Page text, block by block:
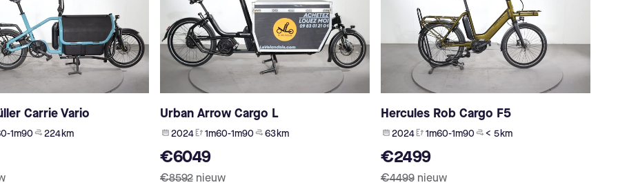
Carrie Vario
1m90 224 km
Urban Arrow Cargo L
2024 1m60-1m90 63 km
€6049
€8592 nieuw
Hercules Rob Cargo F5
2024 1m60-1m90 < 5 km
€2499
€4499 nieuw